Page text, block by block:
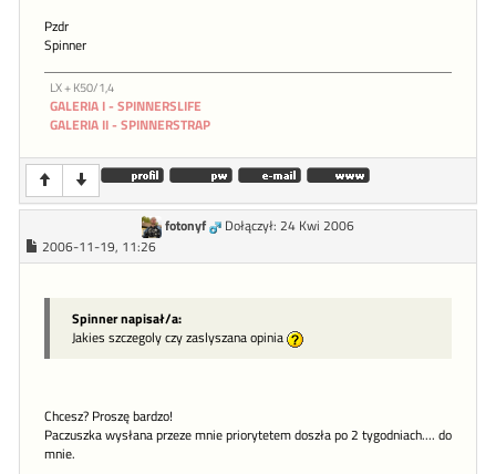
Pzdr
Spinner
LX + K50/1,4
GALERIA I - SPINNERSLIFE
GALERIA II - SPINNERSTRAP
fotonyf
Dołączył: 24 Kwi 2006
2006-11-19, 11:26
Spinner napisał/a:
Jakies szczegoly czy zaslyszana opinia
Chcesz? Proszę bardzo!
Paczuszka wysłana przeze mnie priorytetem doszła po 2 tygodniach.... do
mnie.